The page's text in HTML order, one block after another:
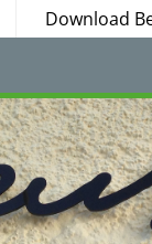
Download